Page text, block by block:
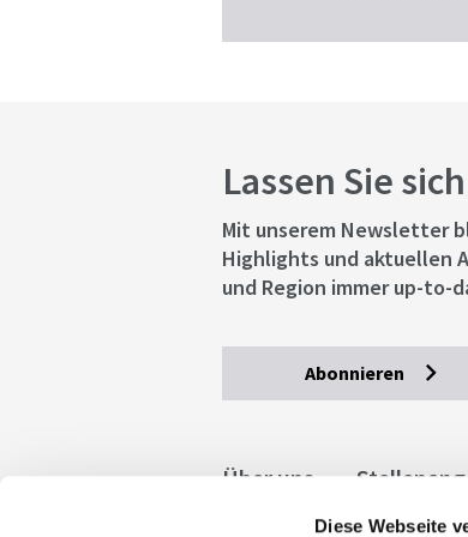
Diese Webseite
Lassen Sie
Mit unserem Newsletter
Highlights und aktuellen
und Region immer up-to-
Abonnieren
Über uns